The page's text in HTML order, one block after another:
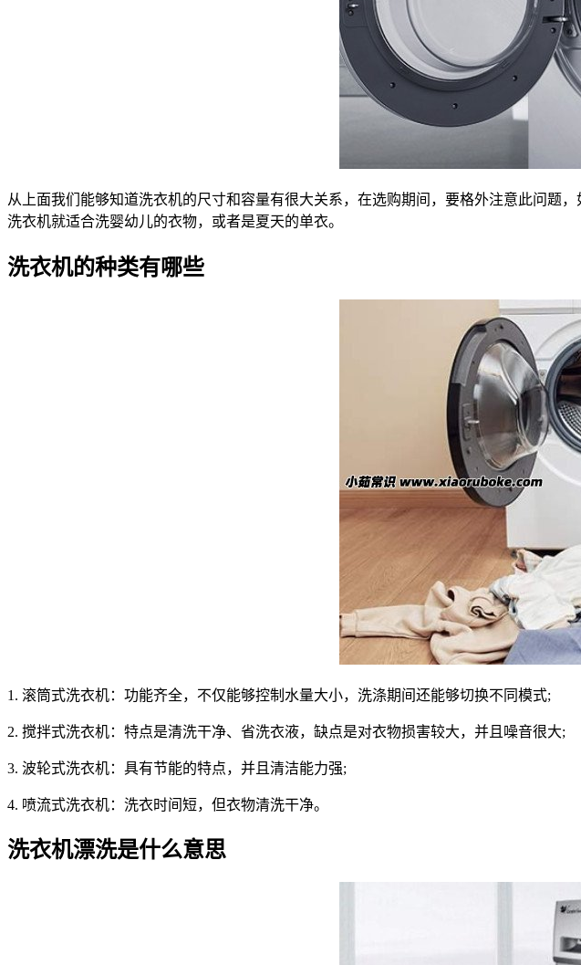
从上面我们能够知道洗衣机的尺寸和容量有很大关系，在选购期间，要格外注意此问题
洗衣机就适合洗婴幼儿的衣物，或者是夏天的单衣。
洗衣机的种类有哪些
1. 滚筒式洗衣机：功能齐全，不仅能够控制水量大小，洗涤期间还能够切换不同模式;
2. 搅拌式洗衣机：特点是清洗干净、省洗衣液，缺点是对衣物损害较大，并且噪音很大;
3. 波轮式洗衣机：具有节能的特点，并且清洁能力强;
4. 喷流式洗衣机：洗衣时间短，但衣物清洗干净。
洗衣机漂洗是什么意思